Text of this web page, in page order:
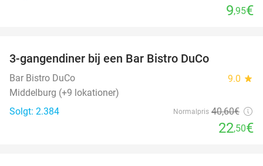
9,95€
3-gangendiner bij een Bar Bistro DuCo
Bar Bistro DuCo 9.0 star
Middelburg (+9 lokationer)
Solgt: 2.384
Normalpris 40,60€
22,50€